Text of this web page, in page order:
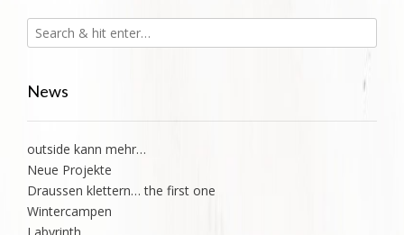
News
outside kann mehr…
Neue Projekte
Draussen klettern… the first one
Wintercampen